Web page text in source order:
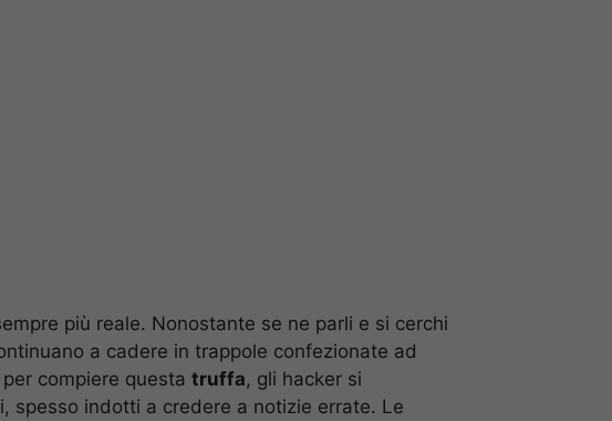
più reale. Nonostante se ne parli e si cerchi
a cadere in trappole confezionate ad
compiere questa truffa, gli hacker si
spesso indotti a credere a notizie errate. Le